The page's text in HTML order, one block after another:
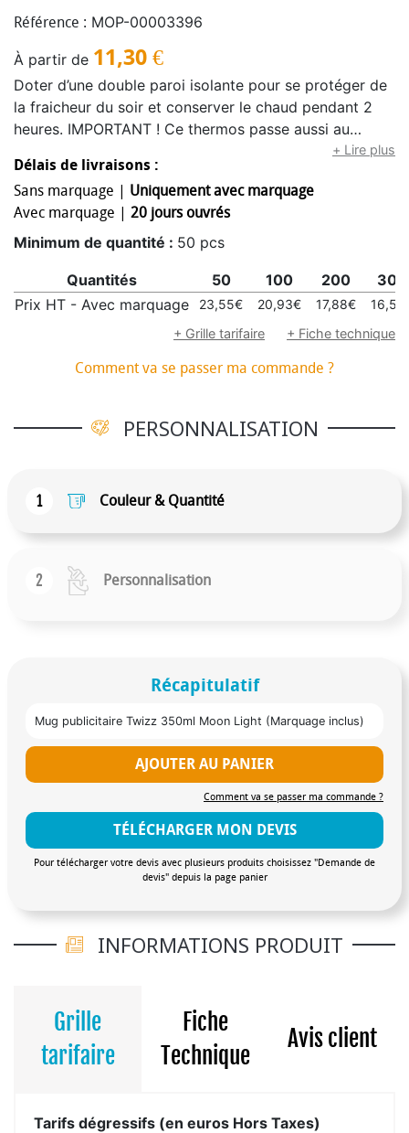
Référence : MOP-00003396
À partir de 11,30 €
Doter d’une double paroi isolante pour se protéger de
la fraicheur du soir et conserver le chaud pendant 2
heures. IMPORTANT ! Ce thermos passe aussi au
micro-ondes. Possédant un système de fermeture
unique au monde, le mug devient complètement
étanche une fois fermé garantissant ainsi la propreté
de vos affaires. Avec sa ligne plus affinée vers le bas
le TWIZZ est design mais aussi pratique, s’emboitant
Inventé à Lyon, moulé en Savoie, assemblé et décoré
dans l'Ain, ce mug thermos est un petit frenchy. Il est
possible de choisir le coloris de la bague, de la
visuel. Merci de bien préciser quel coloris vous
possible) .Dimensions : 16 x 8 cm Contenance : 350 ml
+ Lire plus
Délais de livraisons :
Sans marquage | Uniquement avec marquage
Avec marquage | 20 jours ouvrés
Minimum de quantité : 50 pcs
Quantités 50 100 200
300
Prix HT - Avec marquage
23,55€ 20,93€ 17,88€
+ Grille tarifaire
+ Fiche technique
Comment va se passer ma commande ?
PERSONNALISATION
1 Couleur & Quantité
2 Personnalisation
Récapitulatif
Mug publicitaire Twizz 350ml Moon Light (Marquage inclus)
AJOUTER AU PANIER
Comment va se passer ma commande ?
TÉLÉCHARGER MON DEVIS
Pour télécharger votre devis avec plusieurs produits choisissez "Demande de
devis" depuis la page panier
INFORMATIONS PRODUIT
Grille
tarifaire
Fiche
Technique
Avis client
Tarifs dégressifs (en euros Hors Taxes)